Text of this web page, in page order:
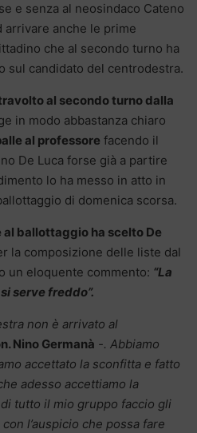
e senza al neosindaco Cateno
arrivare anche le prime
che al secondo turno ha
sul candidato del centrodestra.
al secondo turno dalla
in modo abbastanza chiaro
al professore facendo il
De Luca forse già a partire
lo ha messo in atto in
di domenica scorsa.
al ballottaggio ha scelto De
la composizione delle liste dal
un eloquente commento: “La
serve freddo”.
non è arrivato al
Nino Germanà -. Abbiamo
accettato la sconfitta e fatto
adesso accettiamo la
tutto il mio gruppo faccio gli
l’auspicio che possa fare